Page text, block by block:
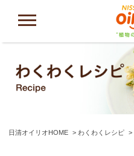
日清オイリオHOME わくわくレシピ